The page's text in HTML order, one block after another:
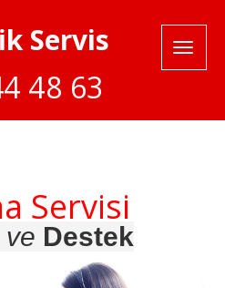
Servis
48 63
Servisi
ve Destek